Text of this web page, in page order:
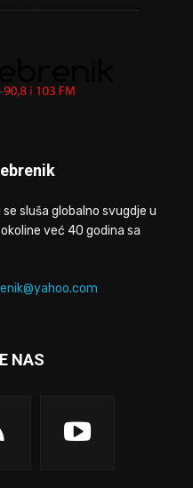
sluša globalno svugdje u
već 40 godina sa
NAS